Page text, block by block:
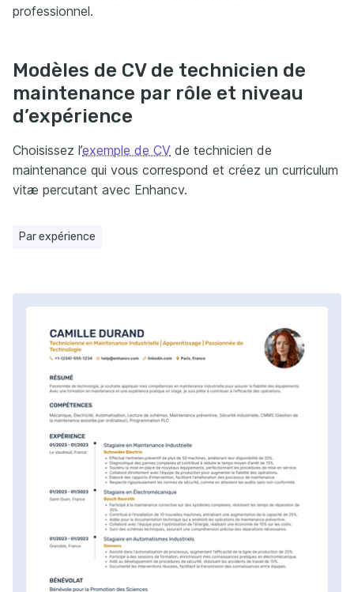
professionnel.
Modèles de CV de technicien de
maintenance par rôle et niveau
d’expérience
Choisissez l’exemple de CV de technicien de
maintenance qui vous correspond et créez un curriculum
vitæ percutant avec Enhancv.
Par expérience